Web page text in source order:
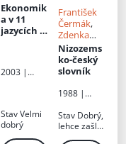
Ekonomik
a v 11
jazycích:
,
italština,
španělšti
2003 |
StavVelmi
dobrý
František
Čermák,
Zdenka
Hrnčířová
Nizozems
ko-český
slovník
1988 |
pedagogick
é
Stav Dobrý,
lehce zašlá